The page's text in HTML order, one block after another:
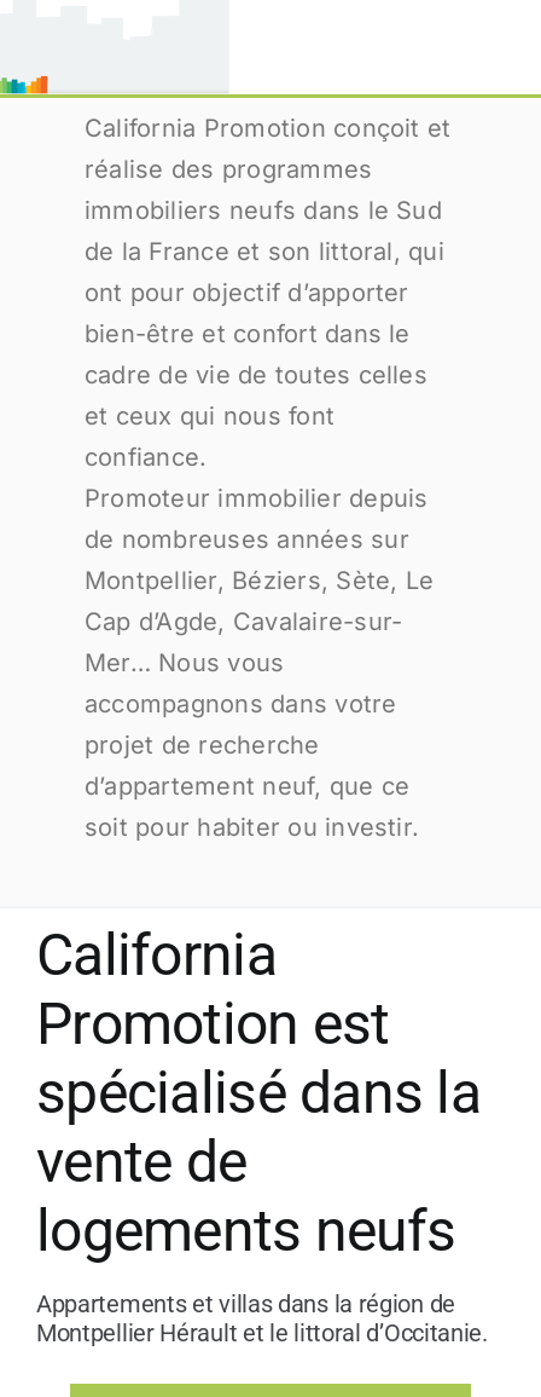
California Promotion conçoit et
réalise des programmes
immobiliers neufs dans le Sud
de la France et son littoral, qui
ont pour objectif d’apporter
bien-être et confort dans le
cadre de vie de toutes celles
et ceux qui nous font
confiance.
Promoteur immobilier depuis
de nombreuses années sur
Montpellier, Béziers, Sète, Le
Cap d’Agde, Cavalaire-sur-
Mer… Nous vous
accompagnons dans votre
projet de recherche
d’appartement neuf, que ce
soit pour habiter ou investir.
California
Promotion est
spécialisé dans la
vente de
logements neufs
Appartements et villas dans la région de
Montpellier Hérault et le littoral d’Occitanie.